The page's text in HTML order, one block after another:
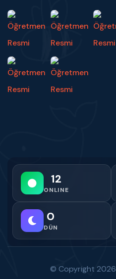
12
ONLINE
0
DÜN
© Copyright 2026